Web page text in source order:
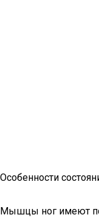
Особенности
Мышцы ног имеют